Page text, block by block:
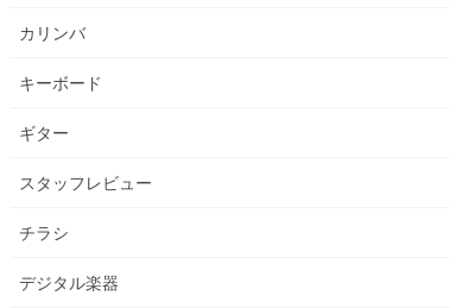
カリンバ
キーボード
ギター
スタッフレビュー
チラシ
デジタル楽器